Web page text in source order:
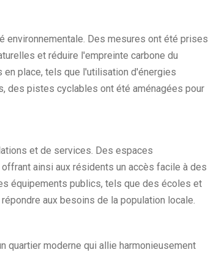
environnementale. Des mesures ont été prises
et réduire l'empreinte carbone du
place, tels que l'utilisation d'énergies
des pistes cyclables ont été aménagées pour
et de services. Des espaces
ainsi aux résidents un accès facile à des
équipements publics, tels que des écoles et
aux besoins de la population locale.
quartier moderne qui allie harmonieusement